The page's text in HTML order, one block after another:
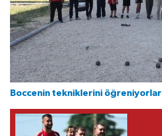
Boccenin tekniklerini öğreniyorlar